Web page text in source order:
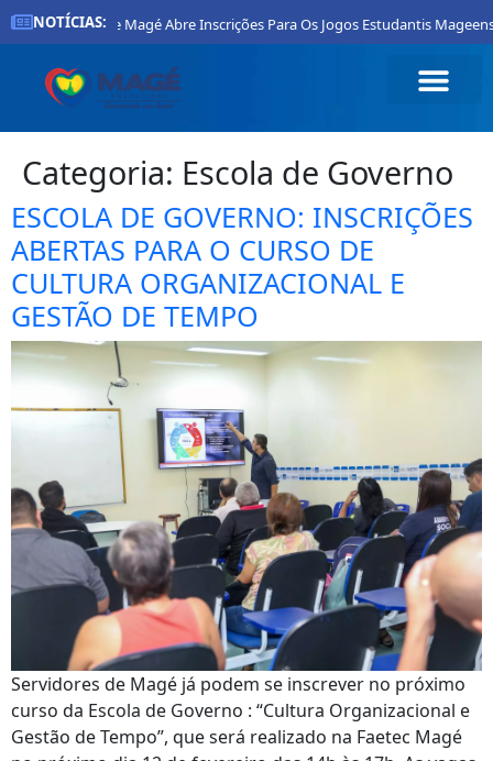
NOTÍCIAS:
Prefeitura De Magé Abre Inscrições Para Os Jogos Estudantis Mageenses
Categoria: Escola de Governo
ESCOLA DE GOVERNO: INSCRIÇÕES
ABERTAS PARA O CURSO DE
CULTURA ORGANIZACIONAL E
GESTÃO DE TEMPO
Servidores de Magé já podem se inscrever no próximo
curso da Escola de Governo : “Cultura Organizacional e
Gestão de Tempo”, que será realizado na Faetec Magé